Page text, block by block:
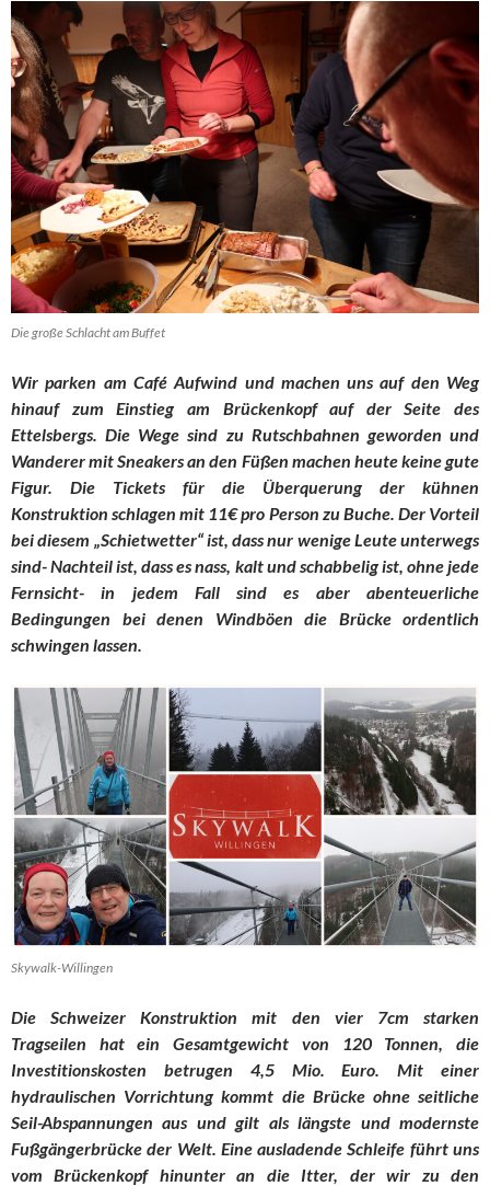
Die große Schlacht am Buffet
Wir parken am Café Aufwind und machen uns auf den Weg
hinauf zum Einstieg am Brückenkopf auf der Seite des
Ettelsbergs. Die Wege sind zu Rutschbahnen geworden und
Wanderer mit Sneakers an den Füßen machen heute keine gute
Figur. Die Tickets für die Überquerung der kühnen
Konstruktion schlagen mit 11€ pro Person zu Buche. Der Vorteil
bei diesem „Schietwetter“ ist, dass nur wenige Leute unterwegs
sind- Nachteil ist, dass es nass, kalt und schabbelig ist, ohne jede
Fernsicht- in jedem Fall sind es aber abenteuerliche
Bedingungen bei denen Windböen die Brücke ordentlich
schwingen lassen.
Skywalk-Willingen
Die Schweizer Konstruktion mit den vier 7cm starken
Tragseilen hat ein Gesamtgewicht von 120 Tonnen, die
Investitionskosten betrugen 4,5 Mio. Euro. Mit einer
hydraulischen Vorrichtung kommt die Brücke ohne seitliche
Seil-Abspannungen aus und gilt als längste und modernste
Fußgängerbrücke der Welt. Eine ausladende Schleife führt uns
vom Brückenkopf hinunter an die Itter, der wir zu den